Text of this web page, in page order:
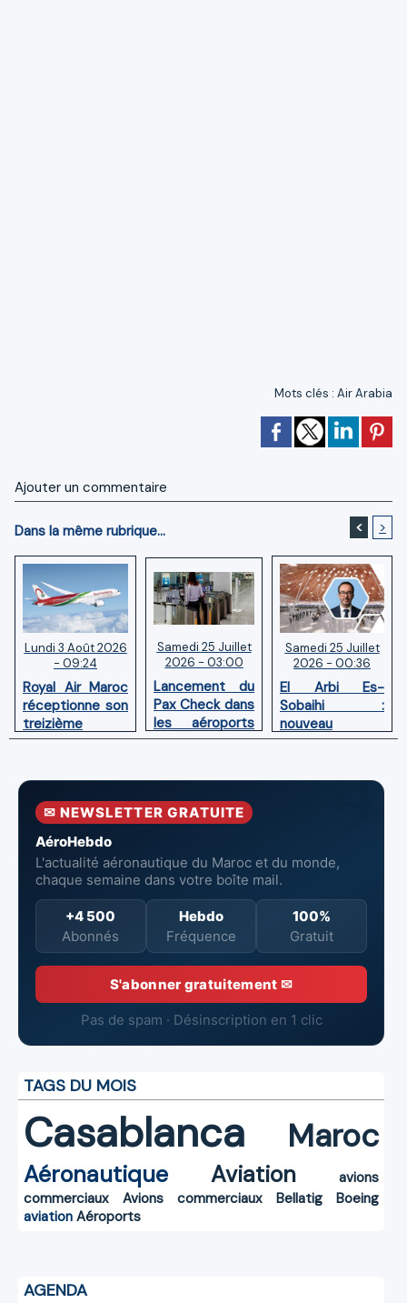
Mots clés : Air Arabia
Ajouter un commentaire
Dans la même rubrique... < >
Lundi 3 Août 2026
- 09:24
Royal Air Maroc
réceptionne son
treizième
Boeing 787
Samedi 25 Juillet
2026 - 03:00
Lancement du
Pax Check dans
les aéroports
du Maroc
Samedi 25 Juillet
2026 - 00:36
El Arbi Es-
Sobaihi :
nouveau
directeur à la
l’Aéroport
Mohammed V
✉ NEWSLETTER GRATUITE
AéroHebdo
L'actualité aéronautique du Maroc et du monde,
chaque semaine dans votre boîte mail.
+4 500
Abonnés
Hebdo
Fréquence
100%
Gratuit
S'abonner gratuitement ✉
Pas de spam · Désinscription en 1 clic
TAGS DU MOIS
Casablanca Maroc
Aéronautique Aviation
avions
commerciaux
Avions commerciaux Bellatig
Boeing
aviation Aéroports
AGENDA